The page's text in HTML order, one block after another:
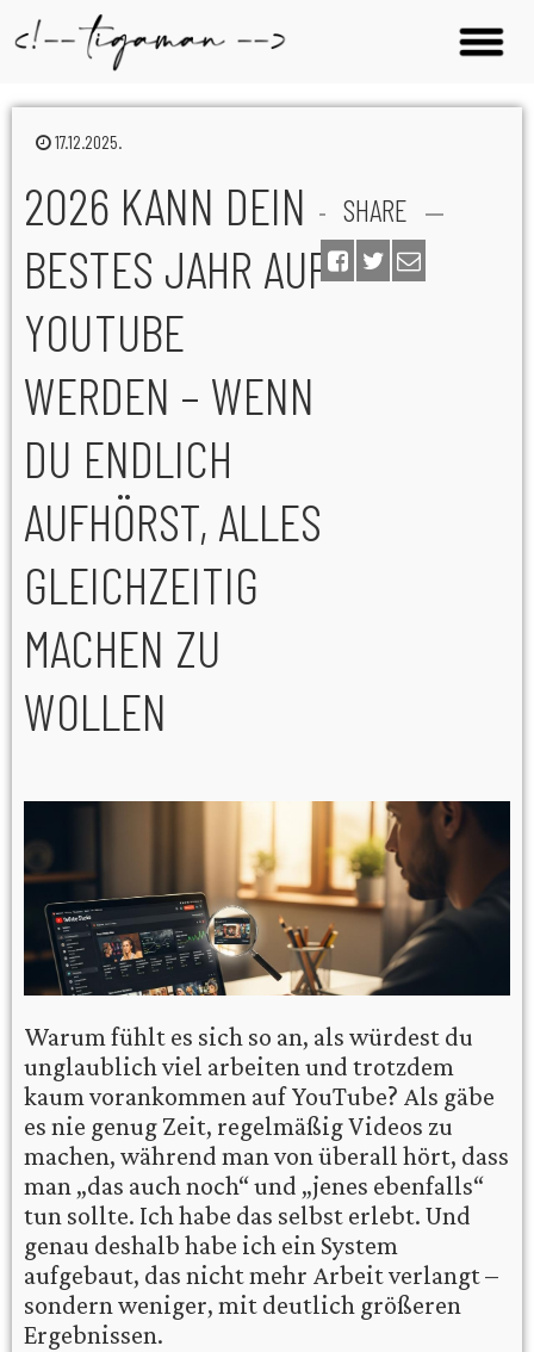
17.12.2025.
SHARE
2026 KANN DEIN
BESTES JAHR AUF
YOUTUBE
WERDEN – WENN
DU ENDLICH
AUFHÖRST, ALLES
GLEICHZEITIG
MACHEN ZU
WOLLEN
Warum fühlt es sich so an, als würdest du
unglaublich viel arbeiten und trotzdem
kaum vorankommen auf YouTube? Als gäbe
es nie genug Zeit, regelmäßig Videos zu
machen, während man von überall hört, dass
man „das auch noch“ und „jenes ebenfalls“
tun sollte. Ich habe das selbst erlebt. Und
genau deshalb habe ich ein System
aufgebaut, das nicht mehr Arbeit verlangt –
sondern weniger, mit deutlich größeren
Ergebnissen.